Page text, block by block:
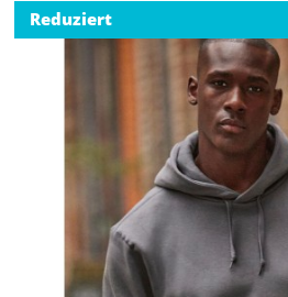
Reduziert